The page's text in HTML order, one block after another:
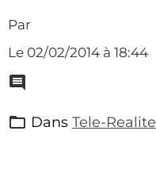
Par
Le 02/02/2014 à 18:44
Dans Tele-Realite